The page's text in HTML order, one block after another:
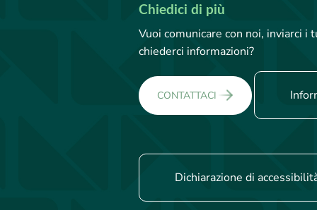
Chiedici di più
Vuoi comunicare con noi, inviarci
chiederci informazioni?
CONTATTACI
Dichiarazione di